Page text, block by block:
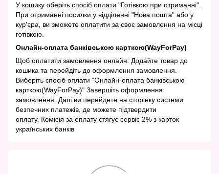
У кошику оберіть спосіб оплати "Готівкою при отриманні".
При отриманні посилки у відділенні "Нова пошта" або у
кур'єра, ви зможете оплатити за своє замовлення на місці
готівкою.
Онлайн-оплата банківською карткою(WayForPay)
Щоб оплатити замовлення онлайн: Додайте товар до
кошика та перейдіть до оформлення замовлення.
Виберіть спосіб оплати "Онлайн-оплата банківською
карткою(WayForPay)" Завершіть оформлення
замовлення. Далі ви перейдете на сторінку системи
безпечних платежів, де можете підтвердити
оплату. Комісія за оплату стягує сервіс 2% з карток
українських банків